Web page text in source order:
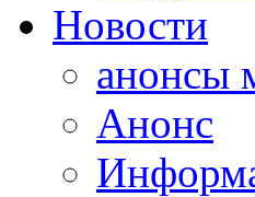
Новости
анонсы
Анонс